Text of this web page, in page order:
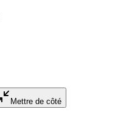
Mettre de côté